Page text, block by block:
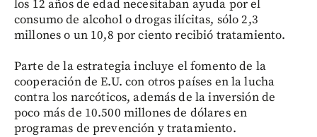
los 12 años de edad necesitaban ayuda por el
consumo de alcohol o drogas ilícitas, sólo 2,3
millones o un 10,8 por ciento recibió tratamiento.
Parte de la estrategia incluye el fomento de la
cooperación de E.U. con otros países en la lucha
contra los narcóticos, además de la inversión de
poco más de 10.500 millones de dólares en
programas de prevención y tratamiento.